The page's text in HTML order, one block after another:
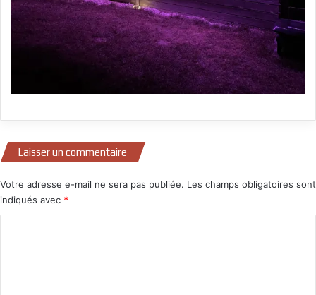
Laisser un commentaire
Votre adresse e-mail ne sera pas publiée. Les champs obligatoires sont
indiqués avec *